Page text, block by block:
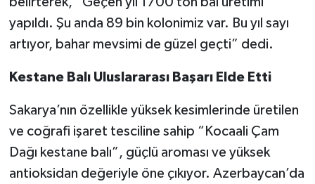
yapıldı. Şu anda 89 bin kolonimiz var. Bu yıl sayı
artıyor, bahar mevsimi de güzel geçti” dedi.
Kestane Balı Uluslararası Başarı Elde Etti
Sakarya’nın özellikle yüksek kesimlerinde üretilen
ve coğrafi işaret tesciline sahip “Kocaali Çam
Dağı kestane balı”, güçlü aroması ve yüksek
antioksidan değeriyle öne çıkıyor. Azerbaycan’da